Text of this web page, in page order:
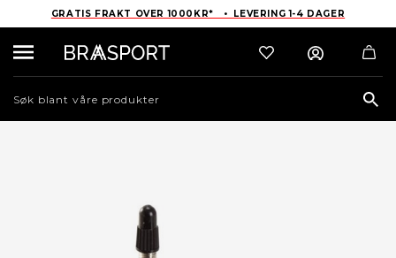
GRATIS FRAKT OVER 1000KR* • LEVERING 1-4 DAGER